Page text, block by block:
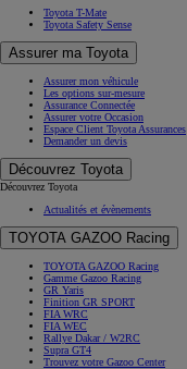
Toyota T-Mate
Toyota Safety Sense
Assurer ma Toyota
Assurer mon véhicule
Les options sur-mesure
Assurance Connectée
Assurer votre Occasion
Espace Client Toyota Assurances
Demander un devis
Découvrez Toyota
Découvrez Toyota
Actualités et évènements
TOYOTA GAZOO Racing
TOYOTA GAZOO Racing
Gamme Gazoo Racing
GR Yaris
Finition GR SPORT
FIA WRC
FIA WEC
Rallye Dakar / W2RC
Supra GT4
Trouvez votre Gazoo Center